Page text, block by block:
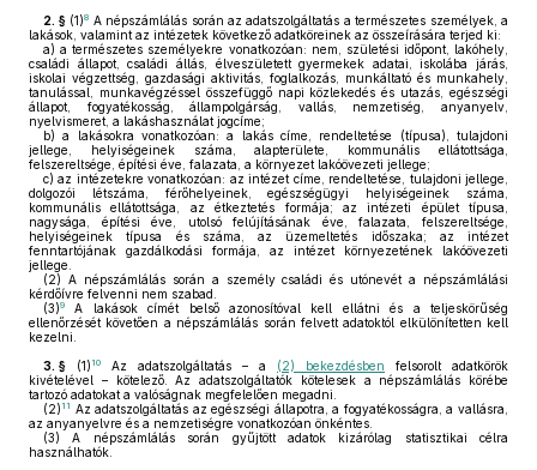
2. § (1)8 A népszámlálás során az adatszolgáltatás a természetes személyek, a
lakások, valamint az intézetek következő adatköreinek az összeírására terjed ki:
a) a természetes személyekre vonatkozóan: nem, születési időpont, lakóhely,
családi állapot, családi állás, élveszületett gyermekek adatai, iskolába járás,
iskolai végzettség, gazdasági aktivitás, foglalkozás, munkáltató és munkahely,
tanulással, munkavégzéssel összefüggő napi közlekedés és utazás, egészségi
állapot, fogyatékosság, állampolgárság, vallás, nemzetiség, anyanyelv,
nyelvismeret, a lakáshasználat jogcíme;
b) a lakásokra vonatkozóan: a lakás címe, rendeltetése (típusa), tulajdoni
jellege, helyiségeinek száma, alapterülete, kommunális ellátottsága,
felszereltsége, építési éve, falazata, a környezet lakóövezeti jellege;
c) az intézetekre vonatkozóan: az intézet címe, rendeltetése, tulajdoni jellege,
dolgozói létszáma, férőhelyeinek, egészségügyi helyiségeinek száma,
kommunális ellátottsága, az étkeztetés formája; az intézeti épület típusa,
nagysága, építési éve, utolsó felújításának éve, falazata, felszereltsége,
helyiségeinek típusa és száma, az üzemeltetés időszaka; az intézet
fenntartójának gazdálkodási formája, az intézet környezetének lakóövezeti
jellege.
(2) A népszámlálás során a személy családi és utónevét a népszámlálási
kérdőívre felvenni nem szabad.
(3)9
A lakások címét belső azonosítóval kell ellátni és a teljeskörűség
ellenőrzését követően a népszámlálás során felvett adatoktól elkülönítetten kell
kezelni.
3. § (1) 10 Az adatszolgáltatás – a (2) bekezdésben felsorolt adatkörök
kivételével – kötelező. Az adatszolgáltatók kötelesek a népszámlálás körébe
tartozó adatokat a valóságnak megfelelően megadni.
(2) 11 Az adatszolgáltatás az egészségi állapotra, a fogyatékosságra, a vallásra,
az anyanyelvre és a nemzetiségre vonatkozóan önkéntes.
(3) A népszámlálás során gyűjtött adatok kizárólag statisztikai célra
használhatók.